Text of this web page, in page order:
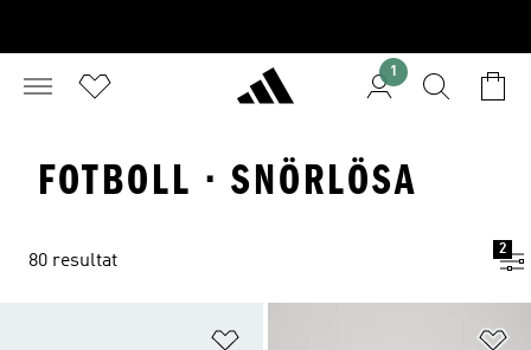
1
FOTBOLL · SNÖRLÖSA
80 resultat
2